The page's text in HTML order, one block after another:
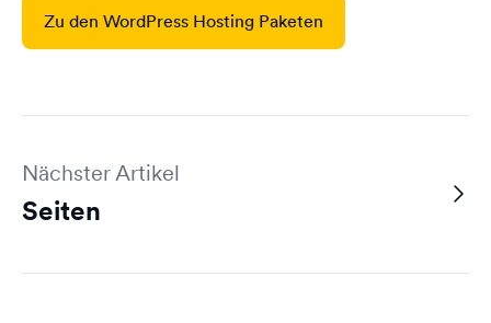
Zu den WordPress Hosting Paketen
Nächster Artikel
Seiten